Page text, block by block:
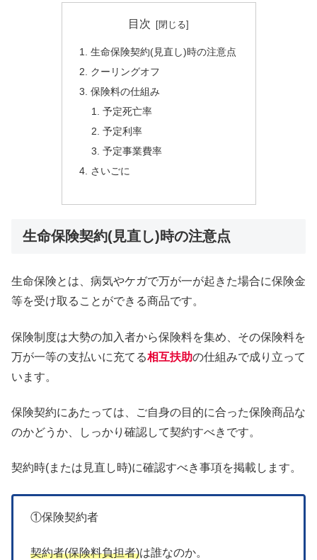
目次
生命保険契約(見直し)時の注意点
クーリングオフ
保険料の仕組み
予定死亡率
予定利率
予定事業費率
さいごに
生命保険契約(見直し)時の注意点
生命保険とは、病気やケガで万が一が起きた場合に保険金
等を受け取ることができる商品です。
保険制度は大勢の加入者から保険料を集め、その保険料を
万が一等の支払いに充てる相互扶助の仕組みで成り立って
います。
保険契約にあたっては、ご自身の目的に合った保険商品な
のかどうか、しっかり確認して契約すべきです。
契約時(または見直し時)に確認すべき事項を掲載します。
①保険契約者
契約者(保険料負担者)は誰なのか。